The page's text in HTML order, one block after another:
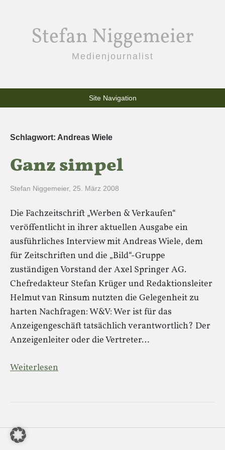
Stefan Niggemeier
Medienjournalist
Site Navigation
Schlagwort: Andreas Wiele
Ganz simpel
Stefan Niggemeier, 25. März 2008
Die Fachzeitschrift „Werben & Verkaufen“
veröffentlicht in ihrer aktuellen Ausgabe ein
ausführliches Interview mit Andreas Wiele, dem
für Zeitschriften und die „Bild“-Gruppe
zuständigen Vorstand der Axel Springer AG.
Chefredakteur Stefan Krüger und Redaktionsleiter
Helmut van Rinsum nutzten die Gelegenheit zu
harten Nachfragen: W&V: Wer ist für das
Anzeigengeschäft tatsächlich verantwortlich? Der
Anzeigenleiter oder die Vertreter…
Weiterlesen